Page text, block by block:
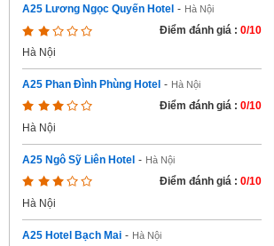
A25 Lương Ngọc Quyến Hotel - Hà Nội
Điểm đánh giá : 0/10
Hà Nội
A25 Phan Đình Phùng Hotel - Hà Nội
Điểm đánh giá : 0/10
Hà Nội
A25 Ngô Sỹ Liên Hotel - Hà Nội
Điểm đánh giá : 0/10
Hà Nội
A25 Hotel Bạch Mai - Hà Nội